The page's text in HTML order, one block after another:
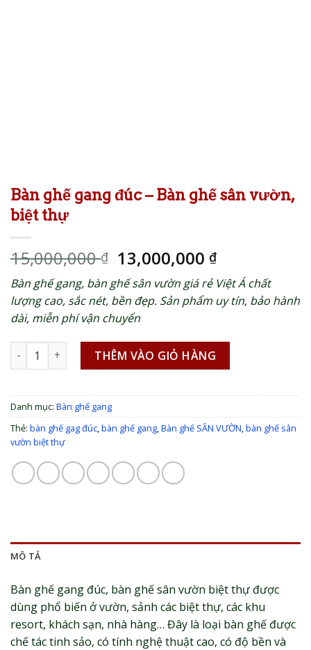
Bàn ghế gang đúc – Bàn ghế sân vườn,
biệt thự
15,000,000₫ Giá
gốc
là:
15,000,000 ₫.
13,000,000 ₫Giá
hiện
tại
là:
Bàn ghế gang, bàn ghế sân vườn giá rẻ Việt Á chất
lượng cao, sắc nét, bền đẹp. Sản phẩm uy tín, bảo hành
dài, miễn phí vận chuyển
Bàn ghế gang đúc - Bàn ghế sân vườn, biệt thự số lượng
THÊM VÀO GIỎ HÀNG
Danh mục: Bàn ghế gang
Thẻ: bàn ghế gag đúc,bàn ghế gang,Bàn ghế SÂN VƯỜN,bàn ghế sân
vườn biệt thự
MÔ TẢ
Bàn ghế gang đúc, bàn ghế sân vườn biệt thự được
dùng phổ biến ở vườn, sảnh các biệt thự, các khu
resort, khách sạn, nhà hàng… Đây là loại bàn ghế được
chế tác tinh sảo, có tính nghệ thuật cao, có độ bền và